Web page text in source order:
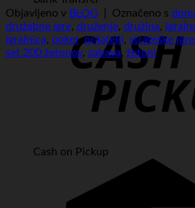
Cash on Pickup
Objavljeno v BLOG Označeno s
družabne igre, druženje, družina,
igralnica, poker,prijatelji, strateške igre
set 200 žetonov, zabava, žetoni